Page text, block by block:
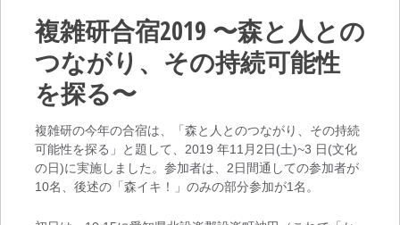
複雑研合宿2019 〜森と人との
つながり、その持続可能性
を探る〜
複雑研の今年の合宿は、「森と人とのつながり、その持続
可能性を探る」と題して、2019 年11月2日(土)~3 日(文化
の日)に実施しました。参加者は、2日間通しての参加者が
10名、後述の「森イキ！」のみの部分参加が1名。